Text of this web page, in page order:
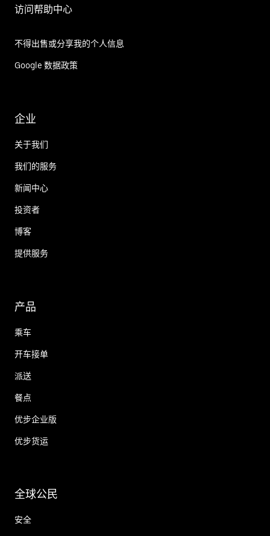
访问帮助中心
不得出售或分享我的个人信息
Google 数据政策
企业
关于我们
我们的服务
新闻中心
投资者
博客
提供服务
产品
乘车
开车接单
派送
餐点
优步企业版
优步货运
全球公民
安全